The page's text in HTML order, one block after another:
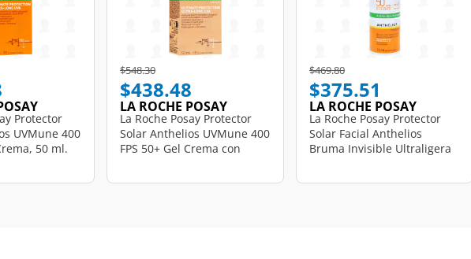
Protector
UVMune 400
50 ml.
Price reduced from
$548.30to
$438.48
LA ROCHE POSAY
La Roche Posay Protector
Solar Anthelios UVMune 400
FPS 50+ Gel Crema con
Price reduced from
$469.80to
$375.51
LA ROCHE POSAY
La Roche Posay Protector
Solar Facial Anthelios
Bruma Invisible Ultraligera